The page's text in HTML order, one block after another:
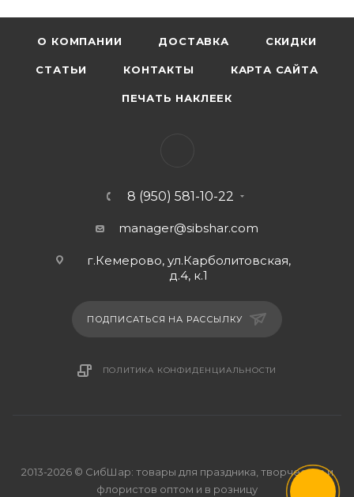
О КОМПАНИИ ДОСТАВКА СКИДКИ
СТАТЬИ КОНТАКТЫ КАРТА САЙТА
ПЕЧАТЬ НАКЛЕЕК
8 (950) 581-10-22
manager@sibshar.com
г.Кемерово, ул.Карболитовская,
д.4, к.1
ПОДПИСАТЬСЯ НА РАССЫЛКУ
ПОЛИТИКА КОНФИДЕНЦИАЛЬНОСТИ
2013-2026 © СибШар: товары для праздника, творчества и
флористов оптом и в розницу